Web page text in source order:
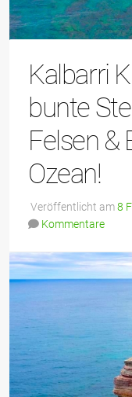
Kalbarri
bunte
Felsen &
Ozean!
Veröffentlicht am8
Kommentare